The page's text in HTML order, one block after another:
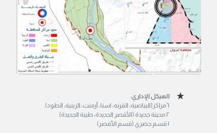
الهيكل الإداري:
٦مراكز(البياضية، القرنه، اسنا، أرمنت، الزينية، الطود).
٢ مدينة جديدة (الأقصر الجديدة، طيبة الجديدة).
١ قسم حضري (قسم الأقصر).